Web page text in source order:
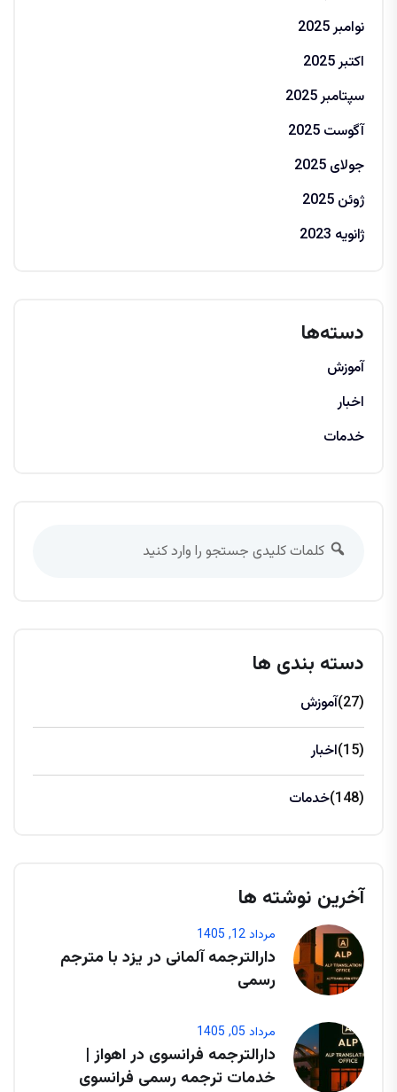
نوامبر 2025
اکتبر 2025
سپتامبر 2025
آگوست 2025
جولای 2025
ژوئن 2025
ژانویه 2023
دسته‌ها
آموزش
اخبار
خدمات
دسته بندی ها
آموزش (27)
اخبار (15)
خدمات (148)
آخرین نوشته ها
مرداد 12, 1405
دارالترجمه آلمانی در یزد با مترجم
رسمی
مرداد 05, 1405
دارالترجمه فرانسوی در اهواز |
خدمات ترجمه رسمی فرانسوی